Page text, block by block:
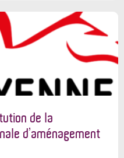
de la
d’aménagement